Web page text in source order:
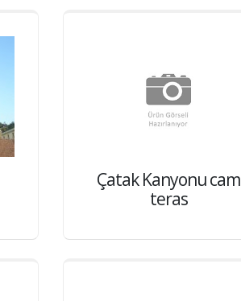
Çatak Kanyonu cam
teras